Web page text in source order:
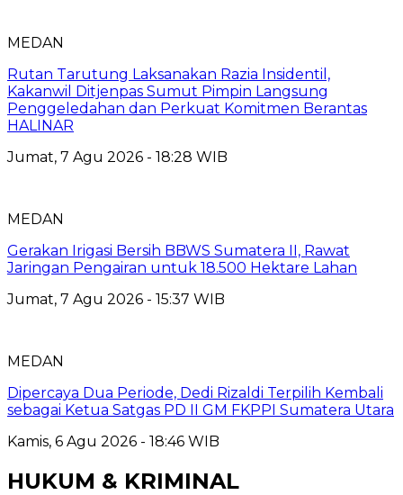
MEDAN
Rutan Tarutung Laksanakan Razia Insidentil,
Kakanwil Ditjenpas Sumut Pimpin Langsung
Penggeledahan dan Perkuat Komitmen Berantas
HALINAR
Jumat, 7 Agu 2026 - 18:28 WIB
MEDAN
Gerakan Irigasi Bersih BBWS Sumatera II, Rawat
Jaringan Pengairan untuk 18.500 Hektare Lahan
Jumat, 7 Agu 2026 - 15:37 WIB
MEDAN
Dipercaya Dua Periode, Dedi Rizaldi Terpilih Kembali
sebagai Ketua Satgas PD II GM FKPPI Sumatera Utara
Kamis, 6 Agu 2026 - 18:46 WIB
HUKUM & KRIMINAL